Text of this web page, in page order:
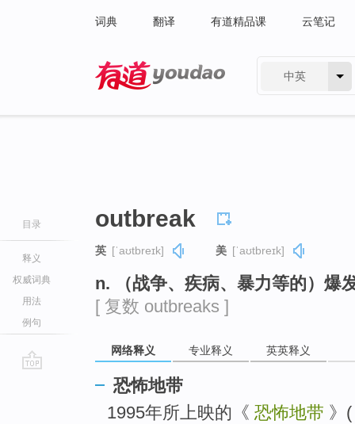
词典 翻译 有道精品课 云笔记
中英
目录
释义
权威词典
用法
例句
outbreak
英 [ˈaʊtbreɪk] 美 [ˈaʊtbreɪk]
n. （战争、疾病、暴力等的）爆
[ 复数 outbreaks ]
网络释义 专业释义 英英释义
恐怖地带
1995年所上映的《 恐怖地带 》